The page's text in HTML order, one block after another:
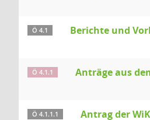
Ö 4.1 Berichte und
Ö 4.1.1 Anträge aus
Ö 4.1.1.1
Antrag der